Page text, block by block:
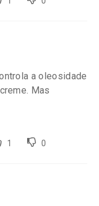
a oleosidade
Mas
1 0